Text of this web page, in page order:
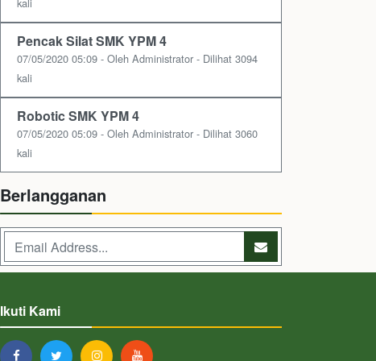
kali
Pencak Silat SMK YPM 4
07/05/2020 05:09 - Oleh Administrator - Dilihat 3094
kali
Robotic SMK YPM 4
07/05/2020 05:09 - Oleh Administrator - Dilihat 3060
kali
Berlangganan
Ikuti Kami